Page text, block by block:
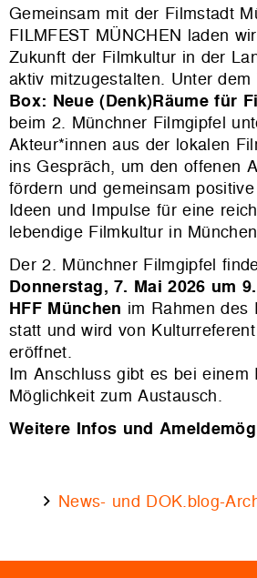
Gemeinsam mit der Filmstadt
FILMFEST MÜNCHEN laden
Zukunft der Filmkultur in der
aktiv mitzugestalten. Unter dem
Box: Neue (Denk)Räume für
beim 2. Münchner Filmgipfel
Akteur*innen aus der lokalen
ins Gespräch, um den offenen
fördern und gemeinsam
Ideen und Impulse für eine
lebendige Filmkultur in
Der 2. Münchner Filmgipfel
Donnerstag, 7. Mai 2026 um
HFF München im Rahmen des
statt und wird von
eröffnet.
Im Anschluss gibt es bei einem
Möglichkeit zum Austausch.
Weitere Infos und
News- und DOK.blog-